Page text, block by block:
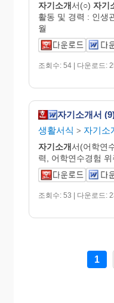
자기소개서(○) 자기
활동 및 경력 : 인생
월
조회수: 54 | 다운로드:
자기소개서
생활서식 > 자기소
자기소개서(어학연
력, 어학연수경험 위
조회수: 53 | 다운로드:
1